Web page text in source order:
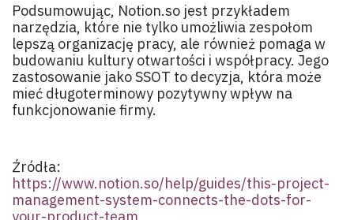
Podsumowując, Notion.so jest przykładem
narzędzia, które nie tylko umożliwia zespołom
lepszą organizację pracy, ale również pomaga w
budowaniu kultury otwartości i współpracy. Jego
zastosowanie jako SSOT to decyzja, która może
mieć długoterminowy pozytywny wpływ na
funkcjonowanie firmy.
Źródła:
https://www.notion.so/help/guides/this-project-
management-system-connects-the-dots-for-
your-product-team